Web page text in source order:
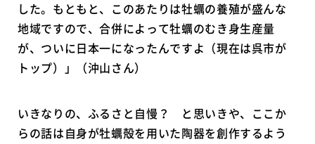
した。もともと、このあたりは牡蠣の養殖が盛んな
地域ですので、合併によって牡蠣のむき身生産量
が、ついに日本一になったんですよ（現在は呉市が
トップ）」（沖山さん）
いきなりの、ふるさと自慢？ と思いきや、ここか
らの話は自身が牡蠣殻を用いた陶器を創作するよう